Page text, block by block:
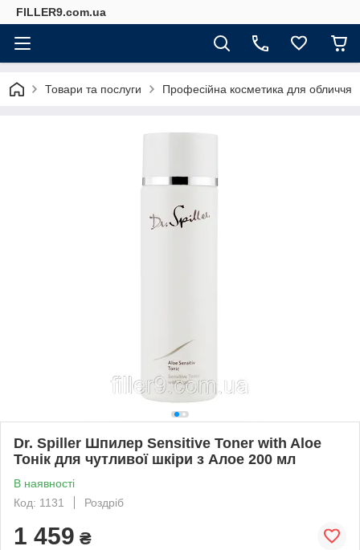
FILLER9.com.ua
Товари та послуги Професійна косметика для обличчя
Dr. Spiller Шпилер Sensitive Toner with Aloe
Тонік для чутливої шкіри з Алое 200 мл
В наявності
Код: 1131
Роздріб
1 459 ₴